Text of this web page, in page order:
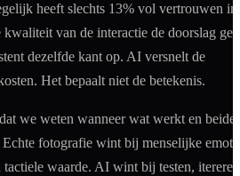
heeft slechts 13% vol vertrouwen in
van de interactie de doorslag
dezelfde kant op. AI versnelt de
Het bepaalt niet de betekenis.
we weten wanneer wat werkt en beide
fotografie wint bij menselijke
waarde. AI wint bij testen, itereren